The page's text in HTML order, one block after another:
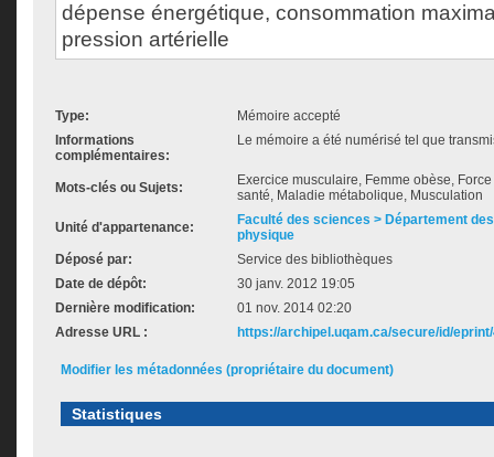
dépense énergétique, consommation
pression artérielle
Type:
Mémoire accepté
Informations
complémentaires:
Le mémoire a été numérisé tel que
Mots-clés ou Sujets:
Exercice musculaire, Femme obèse,
santé, Maladie métabolique, Musculation
Unité d'appartenance:
Faculté des sciences > Département
physique
Déposé par:
Service des bibliothèques
Date de dépôt:
30 janv. 2012 19:05
Dernière modification:
01 nov. 2014 02:20
Adresse URL :
https://archipel.uqam.ca/secure/id/
Modifier les métadonnées (propriétaire du document)
Statistiques